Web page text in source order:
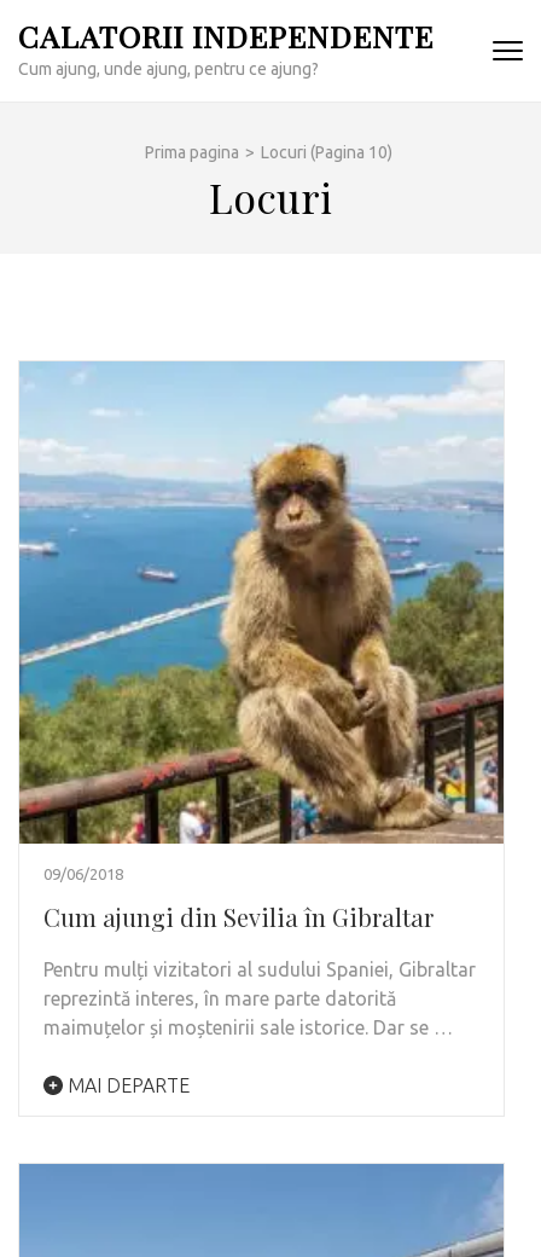
conținut
CALATORII INDEPENDENTE
Cum ajung, unde ajung, pentru ce ajung?
Prima pagina > Locuri (Pagina 10)
Locuri
09/06/2018
Cum ajungi din Sevilia în Gibraltar
Pentru mulți vizitatori al sudului Spaniei, Gibraltar
reprezintă interes, în mare parte datorită
maimuțelor și moștenirii sale istorice. Dar se …
MAI DEPARTE